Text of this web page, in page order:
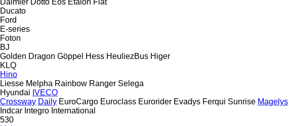
Ducato
Ford
E-series
Foton
BJ
Golden Dragon Göppel Hess HeuliezBus Higer
KLQ
Hino
Liesse Melpha Rainbow Ranger Selega
Hyundai IVECO
Crossway Daily EuroCargo Euroclass Eurorider Evadys Ferqui Sunrise Magelys
Indcar Integro International
530